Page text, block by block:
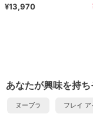
¥13,970
あなたが興味を持
ヌーブラ フレイ ア